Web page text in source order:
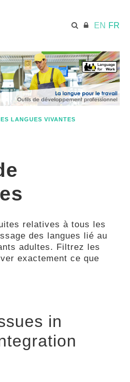
EN FR
LANGUES VIVANTES
relatives à tous les
des langues lié au
adultes. Filtrez les
exactement ce que
in